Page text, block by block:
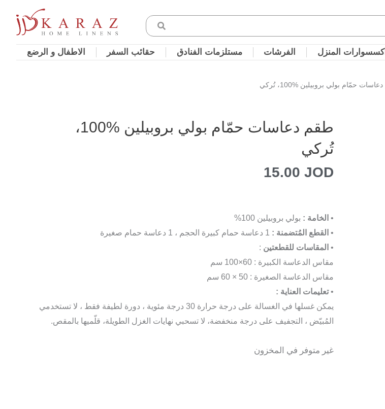
المنزل الفرشات مستلزمات الفنادق حقائب السفر الاطفال و الرضع
حمّام بولي بروبيلين %100، تُركي
طقم دعاسات حمّام بولي بروبيلين %100،
تُركي
15.00JOD
• الخامة : بولي بروبيلين 100%
•القطع المُتضمنة :
•المقاسات للقطعتين :
مقاس الدعاسة الكبيرة : 60×100 سم
مقاس الدعاسة الصغيرة : 50 × 60 سم
•تعليمات العناية :
يمكن غسلها في الغسالة على درجة حرارة 30 درجة مئوية ، دورة لطيفة فقط ، لا تستخدمي
المُبيّض ، التجفيف على درجة منخفضة، لا تسحبي نهايات الغزل الطويلة، قلّميها بالمقص.
غير متوفر في المخزون